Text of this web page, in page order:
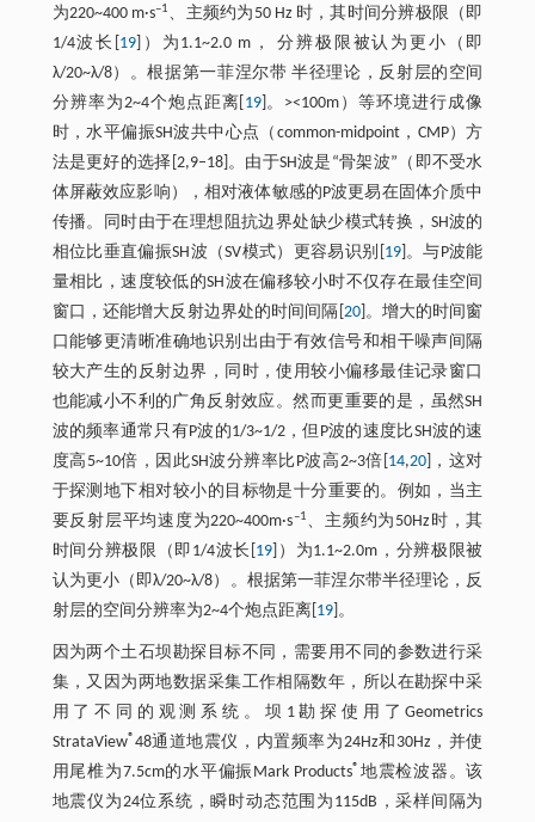
为220~400 m·s–1、主频约为50 Hz 时，其时间分辨极限（即
1/4波长[ 19]）为1.1~2.0 m， 分辨极限被认为更小（即
λ/20~λ/8）。根据第一菲涅尔带 半径理论，反射层的空间
分辨率为2~4个炮点距离[ 19]。><100m）等环境进行成像
时，水平偏振SH波共中心点（common-midpoint，CMP）方
法是更好的选择[2,9–18]。由于SH波是“骨架波”（即不受水
体屏蔽效应影响），相对液体敏感的P波更易在固体介质中
传播。同时由于在理想阻抗边界处缺少模式转换，SH波的
相位比垂直偏振SH波（SV模式）更容易识别[ 19]。与P波能
量相比，速度较低的SH波在偏移较小时不仅存在最佳空间
窗口，还能增大反射边界处的时间间隔[ 20]。增大的时间窗
口能够更清晰准确地识别出由于有效信号和相干噪声间隔
较大产生的反射边界，同时，使用较小偏移最佳记录窗口
也能减小不利的广角反射效应。然而更重要的是，虽然SH
波的频率通常只有P波的1/3~1/2，但P波的速度比SH波的速
度高5~10倍，因此SH波分辨率比P波高2~3倍[ 14,20]，这对
于探测地下相对较小的目标物是十分重要的。例如，当主
要反射层平均速度为220~400m·s–1、主频约为50Hz时，其
时间分辨极限（即1/4波长[ 19 ]）为1.1~2.0m，分辨极限被
认为更小（即λ/20~λ/8）。根据第一菲涅尔带半径理论，反
射层的空间分辨率为2~4个炮点距离[ 19]。
因为两个土石坝勘探目标不同，需要用不同的参数进行采
集，又因为两地数据采集工作相隔数年，所以在勘探中采
用了不同的观测系统。坝1勘探使用了Geometrics
StrataView®48通道地震仪，内置频率为24Hz和30Hz，并使
用尾椎为7.5cm的水平偏振Mark Products® 地震检波器。该
地震仪为24位系统，瞬时动态范围为115dB，采样间隔为